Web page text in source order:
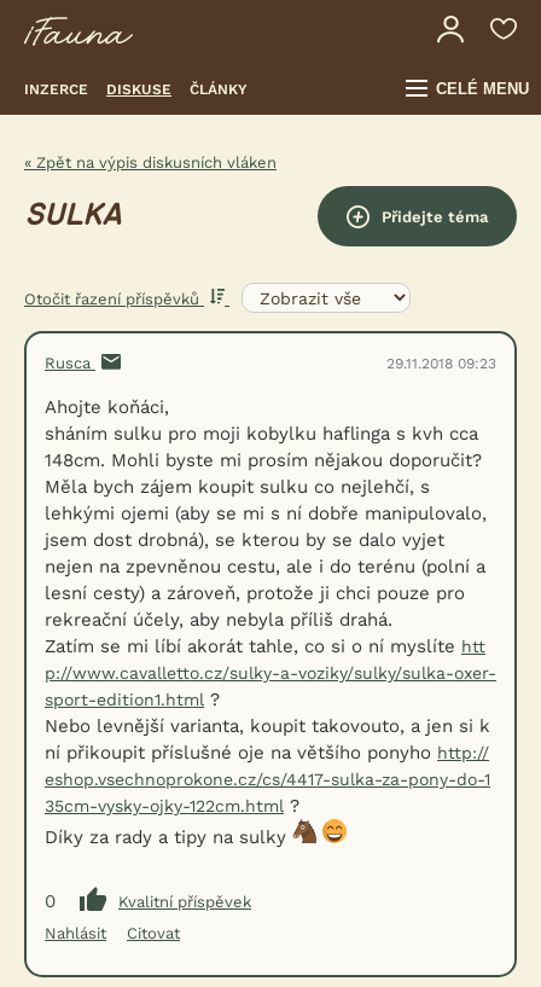
INZERCE DISKUSE ČLÁNKY CELÉ MENU
« Zpět na výpis diskusních vláken
SULKA Přidejte téma
Otočit řazení příspěvků
Rusca 29.11.2018 09:23
Ahojte koňáci,
sháním sulku pro moji kobylku haflinga s kvh cca
148cm. Mohli byste mi prosím nějakou doporučit?
Měla bych zájem koupit sulku co nejlehčí, s
lehkými ojemi (aby se mi s ní dobře manipulovalo,
jsem dost drobná), se kterou by se dalo vyjet
nejen na zpevněnou cestu, ale i do terénu (polní a
lesní cesty) a zároveň, protože ji chci pouze pro
rekreační účely, aby nebyla příliš drahá.
Zatím se mi líbí akorát tahle, co si o ní myslíte htt
p://www.cavalletto.cz/sulky-a-voziky/sulky/sulka-oxer-
sport-edition1.html ?
Nebo levnější varianta, koupit takovouto, a jen si k
ní přikoupit příslušné oje na většího ponyho http://
eshop.vsechnoprokone.cz/cs/4417-sulka-za-pony-do-1
35cm-vysky-ojky-122cm.html ?
Díky za rady a tipy na sulky
0
Kvalitní příspěvek
Nahlásit
Citovat